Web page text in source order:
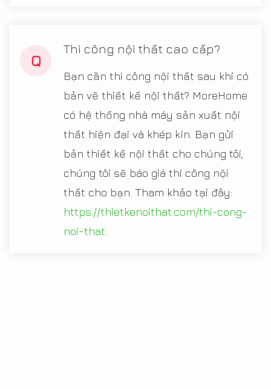
Q
Thi công nội thất cao cấp?
Bạn cần thi công nội thất sau khi có
bản vẽ thiết kế nội thất? MoreHome
có hệ thống nhà máy sản xuất nội
thất hiện đại và khép kín. Bạn gửi
bản thiết kế nội thất cho chúng tôi,
chúng tôi sẽ báo giá thi công nội
thất cho bạn. Tham khảo tại đây:
https://thietkenoithat.com/thi-cong-
noi-that